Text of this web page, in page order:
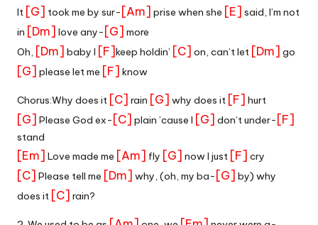
It [G] took me by sur- [Am] prise when she [E] said, I’m not
in [Dm] love any- [G] more
Oh, [Dm] baby I [F]keep holdin’ [C] on, can’t let [Dm] go
[G] please let me [F] know
Chorus:Why does it [C] rain [G] why does it [F] hurt
[G] Please God ex- [C] plain ’cause I [G] don’t under- [F]
stand
[Em] Love made me [Am] fly [G] now I just [F] cry
[C] Please tell me [Dm] why, (oh, my ba- [G] by) why
does it [C] rain?